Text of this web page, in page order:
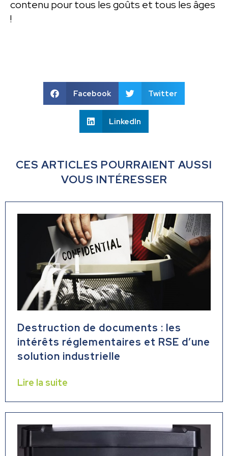
contenu pour tous les goûts et tous les âges
!
Facebook Twitter
LinkedIn
CES ARTICLES POURRAIENT AUSSI
VOUS INTÉRESSER
Destruction de documents : les
intérêts réglementaires et RSE d’une
solution industrielle
Lire la suite